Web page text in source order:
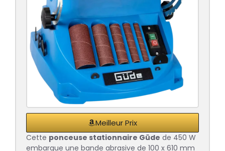
Meilleur Prix
Cette ponceuse stationnaire Güde de 450 W
embarque une bande abrasive de 100 x 610 mm